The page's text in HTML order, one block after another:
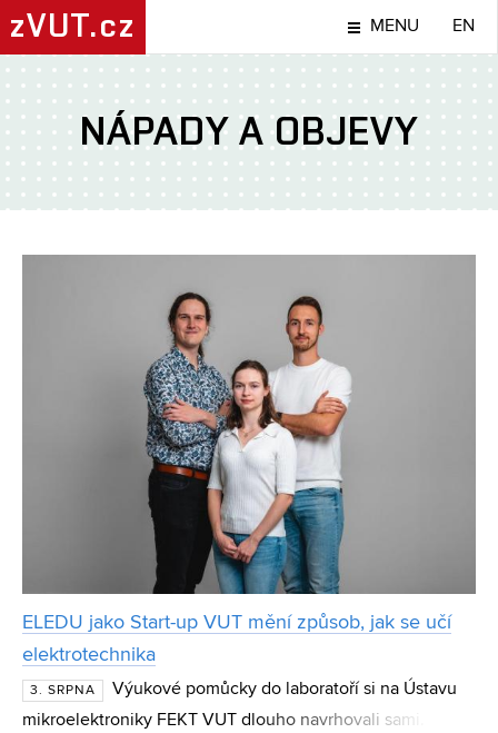
zVUT.cz MENU EN
NÁPADY A OBJEVY
ELEDU jako Start-up VUT mění způsob, jak se učí
elektrotechnika
3. SRPNA
Výukové pomůcky do laboratoří si na Ústavu
mikroelektroniky FEKT VUT dlouho navrhovali sami. Z